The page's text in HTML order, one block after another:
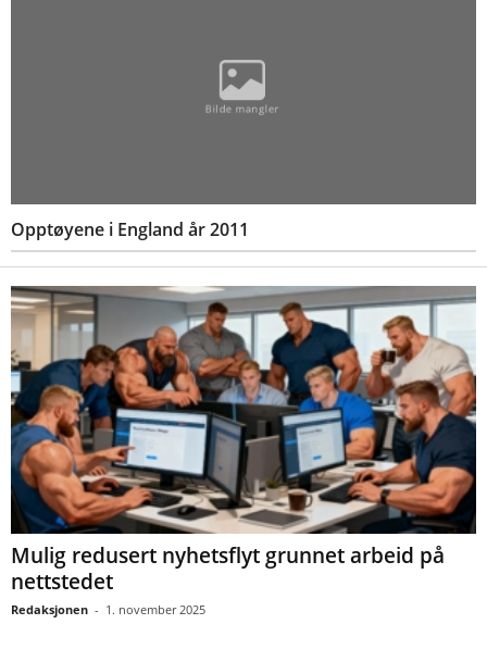
Opptøyene i England år 2011
Mulig redusert nyhetsflyt grunnet arbeid på
nettstedet
Redaksjonen - 1. november 2025